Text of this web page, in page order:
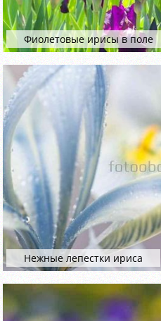
Фиолетовые ирисы в поле
Нежные лепестки ириса